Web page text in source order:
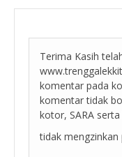
Terima Kasih
komentar pada
komentar tidak
kotor, SARA
tidak mengzinkan